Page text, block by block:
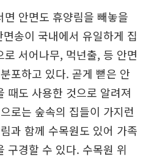
안면도 휴양림을 빼놓을
송이 국내에서 유일하게 집
서어나무, 먹넌출, 등 안면
포하고 있다. 곧게 뻗은 안
때도 사용한 것으로 알려져
로는 숲속의 집들이 가지런
과 함께 수목원도 있어 가족
구경할 수 있다. 수목원 위